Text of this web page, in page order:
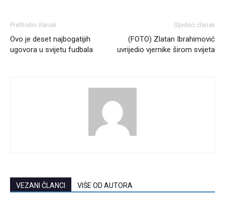
Prethodni članak
Ovo je deset najbogatijih
ugovora u svijetu fudbala
Sljedeći članak
(FOTO) Zlatan Ibrahimović
uvrijedio vjernike širom svijeta
VEZANI ČLANCI VIŠE OD AUTORA